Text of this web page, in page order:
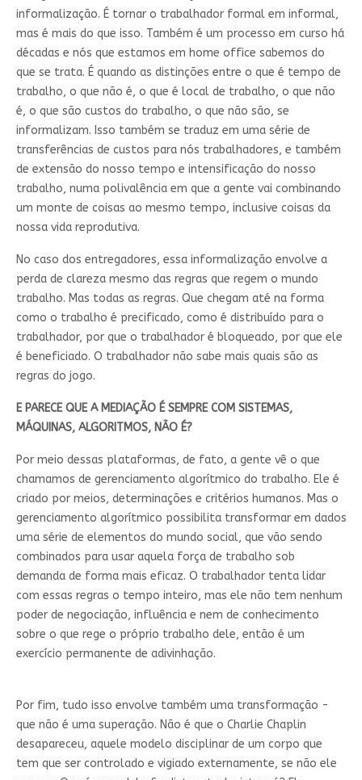
informalização. É tornar o trabalhador formal em informal,
mas é mais do que isso. Também é um processo em curso há
décadas e nós que estamos em home office sabemos do
que se trata. É quando as distinções entre o que é tempo de
trabalho, o que não é, o que é local de trabalho, o que não
é, o que são custos do trabalho, o que não são, se
informalizam. Isso também se traduz em uma série de
transferências de custos para nós trabalhadores, e também
de extensão do nosso tempo e intensificação do nosso
trabalho, numa polivalência em que a gente vai combinando
um monte de coisas ao mesmo tempo, inclusive coisas da
nossa vida reprodutiva.
No caso dos entregadores, essa informalização envolve a
perda de clareza mesmo das regras que regem o mundo
trabalho. Mas todas as regras. Que chegam até na forma
como o trabalho é precificado, como é distribuído para o
trabalhador, por que o trabalhador é bloqueado, por que ele
é beneficiado. O trabalhador não sabe mais quais são as
regras do jogo.
E PARECE QUE A MEDIAÇÃO É SEMPRE COM SISTEMAS,
MÁQUINAS, ALGORITMOS, NÃO É?
Por meio dessas plataformas, de fato, a gente vê o que
chamamos de gerenciamento algorítmico do trabalho. Ele é
criado por meios, determinações e critérios humanos. Mas o
gerenciamento algorítmico possibilita transformar em dados
uma série de elementos do mundo social, que vão sendo
combinados para usar aquela força de trabalho sob
demanda de forma mais eficaz. O trabalhador tenta lidar
com essas regras o tempo inteiro, mas ele não tem nenhum
poder de negociação, influência e nem de conhecimento
sobre o que rege o próprio trabalho dele, então é um
exercício permanente de adivinhação.
Por fim, tudo isso envolve também uma transformação -
que não é uma superação. Não é que o Charlie Chaplin
desapareceu, aquele modelo disciplinar de um corpo que
tem que ser controlado e vigiado externamente, se não ele